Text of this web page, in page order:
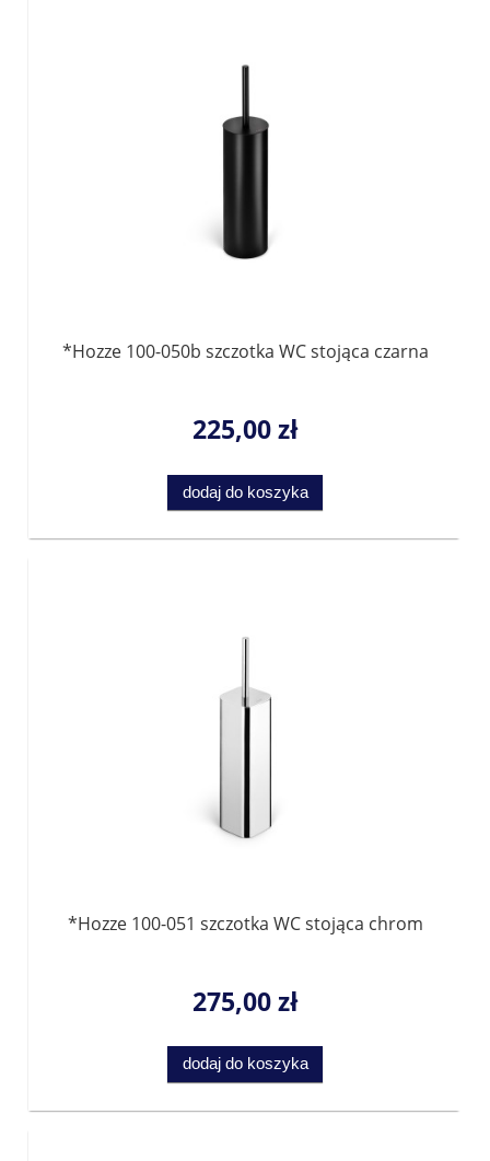
*Hozze 100-050b szczotka WC stojąca czarna
225,00 zł
dodaj do koszyka
*Hozze 100-051 szczotka WC stojąca chrom
275,00 zł
dodaj do koszyka